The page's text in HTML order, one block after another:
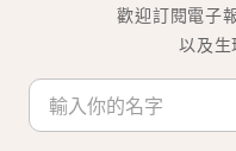
歡迎訂閱電子
以及生